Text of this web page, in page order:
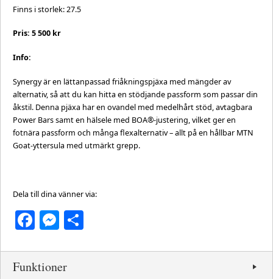
Finns i storlek: 27.5
Pris: 5 500 kr
Info:
Synergy är en lättanpassad friåkningspjäxa med mängder av
alternativ, så att du kan hitta en stödjande passform som passar din
åkstil. Denna pjäxa har en ovandel med medelhårt stöd, avtagbara
Power Bars samt en hälsele med BOA®-justering, vilket ger en
fotnära passform och många flexalternativ – allt på en hållbar MTN
Goat-yttersula med utmärkt grepp.
Dela till dina vänner via:
Facebook
Messenger
Funktioner